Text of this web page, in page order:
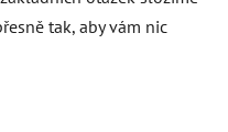
tak, aby vám nic